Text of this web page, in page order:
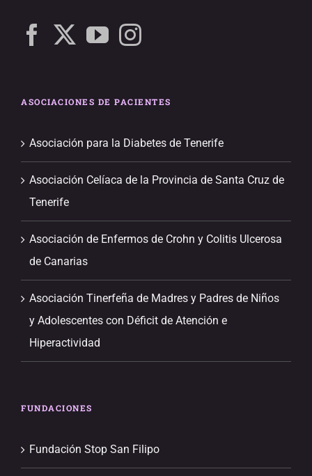
ASOCIACIONES DE PACIENTES
Asociación para la Diabetes de Tenerife
Asociación Celíaca de la Provincia de Santa Cruz de
Tenerife
Asociación de Enfermos de Crohn y Colitis Ulcerosa
de Canarias
Asociación Tinerfeña de Madres y Padres de Niños
y Adolescentes con Déficit de Atención e
Hiperactividad
FUNDACIONES
Fundación Stop San Filipo